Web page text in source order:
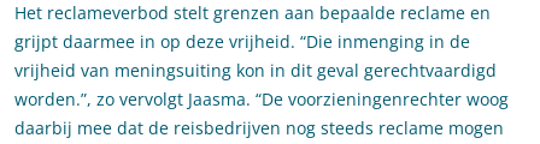
Het reclameverbod stelt grenzen aan bepaalde reclame en
grijpt daarmee in op deze vrijheid. “Die inmenging in de
vrijheid van meningsuiting kon in dit geval gerechtvaardigd
worden.”, zo vervolgt Jaasma. “De voorzieningenrechter woog
daarbij mee dat de reisbedrijven nog steeds reclame mogen